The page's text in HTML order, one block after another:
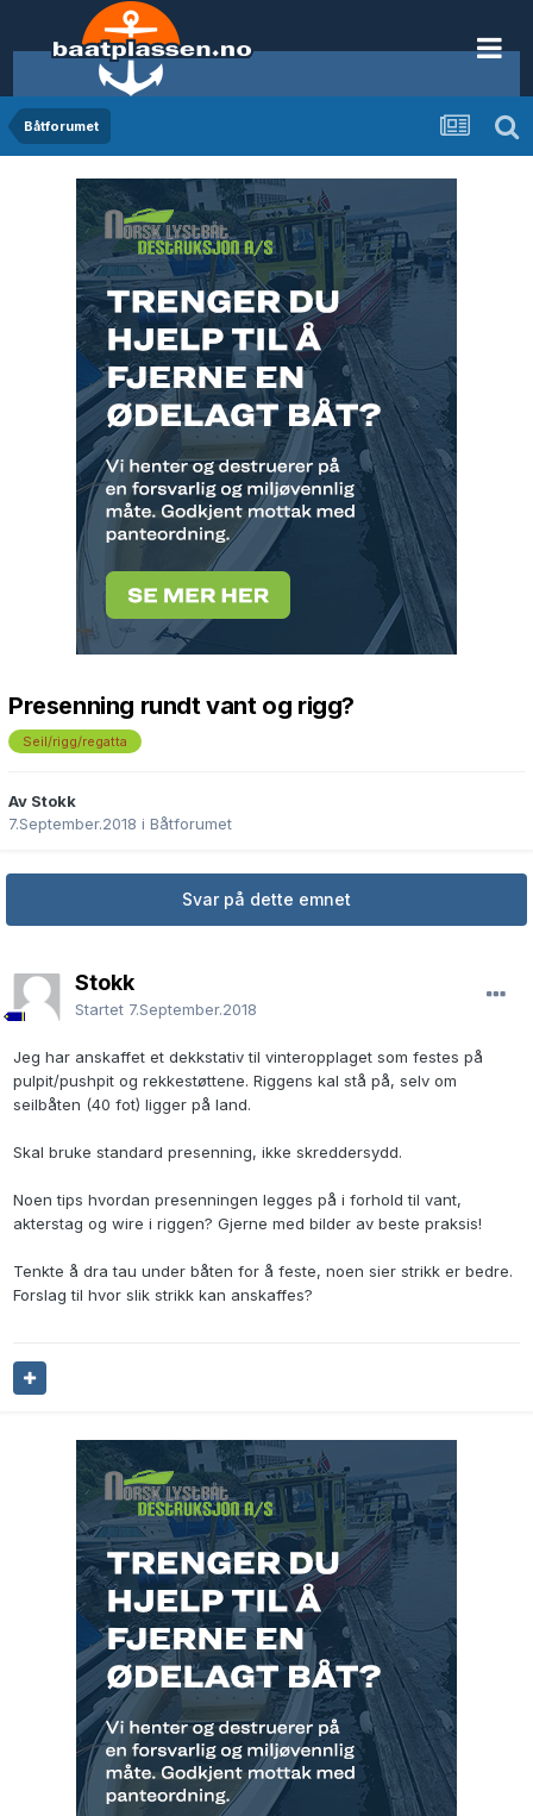
Båtforumet
Presenning rundt vant og rigg?
Seil/rigg/regatta
Av Stokk
7.September.2018 i Båtforumet
Svar på dette emnet
Stokk
Startet 7.September.2018
Jeg har anskaffet et dekkstativ til vinteropplaget som festes på
pulpit/pushpit og rekkestøttene. Riggens kal stå på, selv om
seilbåten (40 fot) ligger på land.
Skal bruke standard presenning, ikke skreddersydd.
Noen tips hvordan presenningen legges på i forhold til vant,
akterstag og wire i riggen? Gjerne med bilder av beste praksis!
Tenkte å dra tau under båten for å feste, noen sier strikk er bedre.
Forslag til hvor slik strikk kan anskaffes?